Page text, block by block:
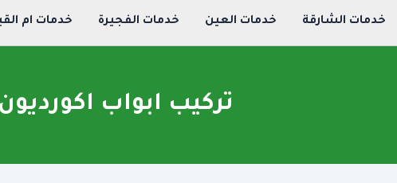
خدمات الشارقة خدمات العين خدمات الفجيرة خدمات ام
تركيب ابواب